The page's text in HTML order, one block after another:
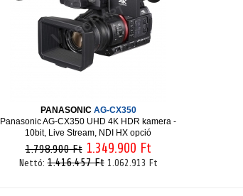
PANASONIC AG-CX350
Panasonic AG-CX350 UHD 4K HDR kamera -
10bit, Live Stream, NDI HX opció
1.798.900 Ft 1.349.900 Ft
Nettó:1.416.457 Ft 1.062.913 Ft